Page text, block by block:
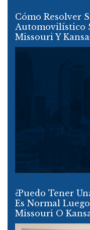
Cómo Resolver
Automovilístico
Missouri Y
¿Puedo Tener
Es Normal
Missouri O